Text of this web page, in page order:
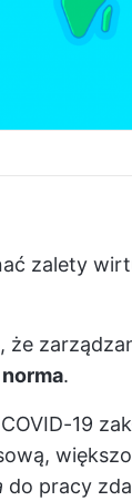
zalety
że
.
19
do pracy